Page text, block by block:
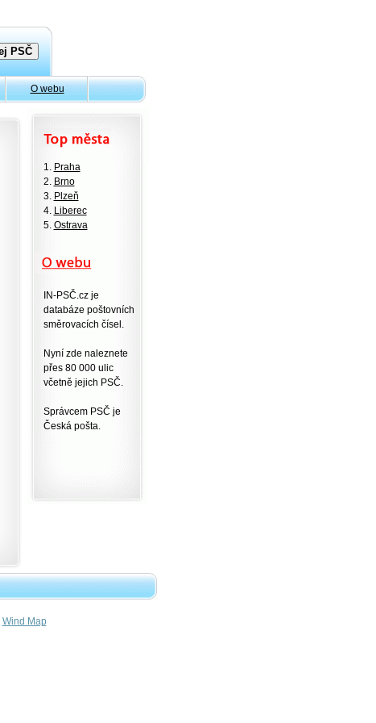
O webu
1. Praha
2. Brno
3. Plzeň
4. Liberec
5. Ostrava
IN-PSČ.cz je
databáze poštovních
směrovacích čísel.
Nyní zde naleznete
přes 80 000 ulic
včetně jejich PSČ.
Správcem PSČ je
Česká pošta.
Wind Map